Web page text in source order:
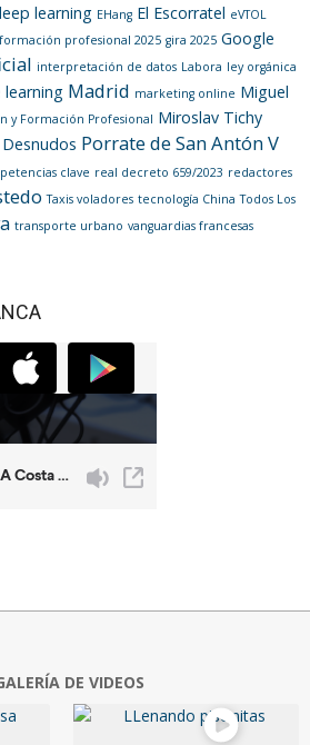
learning EHang El Escorratel eVTOL
formación profesional 2025 gira 2025 Google
interpretación de datos Labora ley orgánica
learning Madrid marketing online Miguel
y Formación Profesional Miroslav Tichy
Porrate de San Antón V
clave real decreto 659/2023 redactores
Taxis voladores tecnología China Todos Los
transporte urbano vanguardias francesas
DE VIDEOS